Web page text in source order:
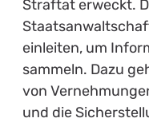
Straftat erweckt.
einleiten, um
sammeln. Dazu
von
und die